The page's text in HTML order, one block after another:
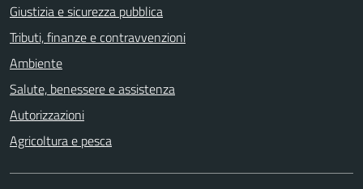
Giustizia e sicurezza pubblica
Tributi, finanze e contravvenzioni
Ambiente
Salute, benessere e assistenza
Autorizzazioni
Agricoltura e pesca